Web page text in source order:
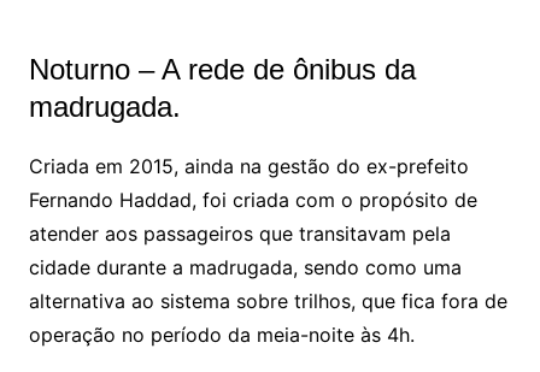
Noturno – A rede de ônibus da
madrugada.
Criada em 2015, ainda na gestão do ex-prefeito
Fernando Haddad, foi criada com o propósito de
atender aos passageiros que transitavam pela
cidade durante a madrugada, sendo como uma
alternativa ao sistema sobre trilhos, que fica fora de
operação no período da meia-noite às 4h.